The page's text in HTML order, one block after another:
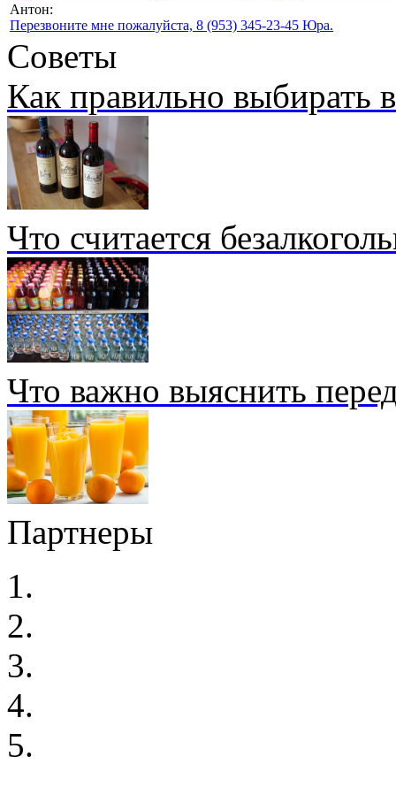
Антон:
Перезвоните мне пожалуйста, 8 (953) 345-23-45 Юра.
Советы
Как правильно выбирать
Что считается
Что важно выяснить
Партнеры